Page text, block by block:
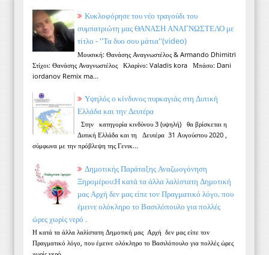
Κυκλοφόρησε του νέο τραγούδι του
συμπατριώτη μας ΘΑΝΑΣΗ ΑΝΑΓΝΩΣΤΕΛΟ με
τίτλο - ''Τα δυο σου μάτια''(video)
Μουσική: Θανάσης Αναγνωστέλος & Armando Dhimitri
Στίχοι: Θανάσης Αναγνωστέλος Κλαρίνο: Valadis kora Μπάσο: Dani
iordanov Remix ma...
Υψηλός ο κίνδυνος πυρκαγιάς στη Δυτική
Ελλάδα και την Δευτέρα
Στην κατηγορία κινδύνου 3 (υψηλή) θα βρίσκεται η
Δυτική Ελλάδα και τη Δευτέρα 31 Αυγούστου 2020 ,
σύμφωνα με την πρόβλεψη της Γενικ...
Δημοτικής Παράταξης Αναζωογόνηση
Ξηρομέρου:Η κατά τα άλλα λαλίστατη Δημοτική
μας Αρχή δεν μας είπε τον Πραγματικό λόγο, που
έμεινε ολόκληρο το Βασιλόπουλο για πολλές
ώρες χωρίς νερό .
Η κατά τα άλλα λαλίστατη Δημοτική μας Αρχή δεν μας είπε τον
Πραγματικό λόγο, που έμεινε ολόκληρο το Βασιλόπουλο για πολλές ώρες